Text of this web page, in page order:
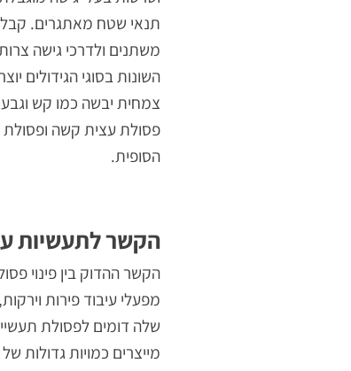
החקלאות הישראלית מפוזרת
וטרסות בעלי גישה מוגבלת.
תנאי שטח מאתגרים. קבלן
משתנים ולדרכי גישה צרות או
השונות בסוגי הגידולים
הסופית.
הקשר לתעשיות
הקשר ההדוק בין פינוי